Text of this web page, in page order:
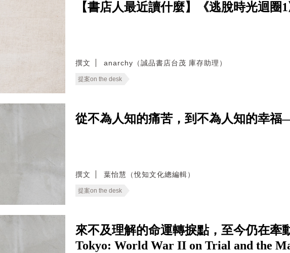
【書店人最近讀什麼】《逃脫時光迴圈1
撰文 anarchy（誠品書店台茂 庫存助理）
提案on the desk
從不為人知的痛苦，到不為人知的幸
撰文 葉怡慧（悅知文化總編輯）
提案on the desk
來不及理解的命運轉捩點，至今仍在
Tokyo: World War II on Trial and the